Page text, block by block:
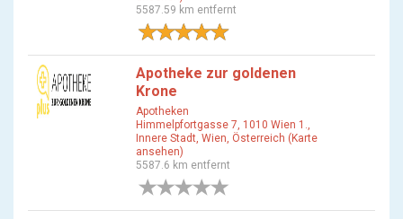
5587.59 km entfernt
Apotheke zur goldenen
Krone
Apotheken
Himmelpfortgasse 7, 1010 Wien 1.,
Innere Stadt, Wien, Österreich (Karte
ansehen)
5587.6 km entfernt